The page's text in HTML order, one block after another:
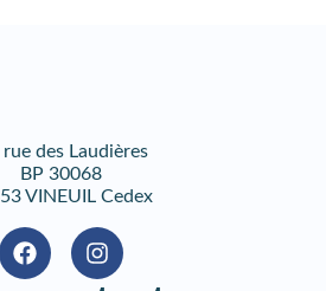
des Laudières
BP 30068
VINEUIL Cedex